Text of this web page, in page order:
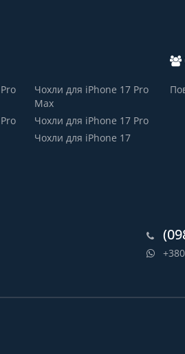
Чохли для iPhone 17 Pro
Max
Чохли для iPhone 17 Pro
Чохли для iPhone 17